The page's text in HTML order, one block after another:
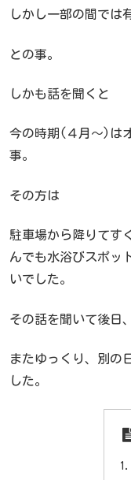
しかし一部の間では
との事。
しかも話を聞くと
今の時期(４月～)は
事。
その方は
駐車場から降りてす
んでも水浴びスポッ
いでした。
その話を聞いて後日、
またゆっくり、別の
した。